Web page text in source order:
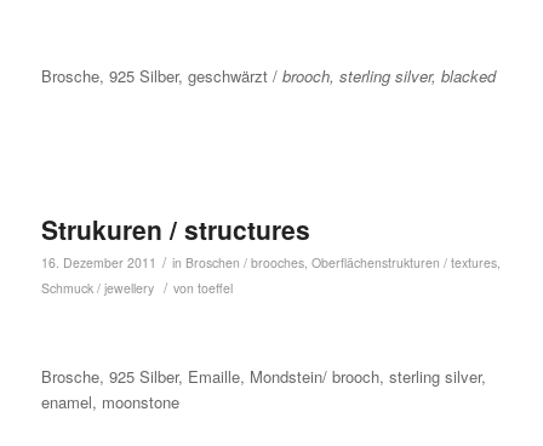
Brosche, 925 Silber, geschwärzt / brooch, sterling silver, blacked
Strukuren / structures
16. Dezember 2011 / in Broschen / brooches, Oberflächenstrukturen / textures,
Schmuck / jewellery / von toeffel
Brosche, 925 Silber, Emaille, Mondstein/ brooch, sterling silver,
enamel, moonstone